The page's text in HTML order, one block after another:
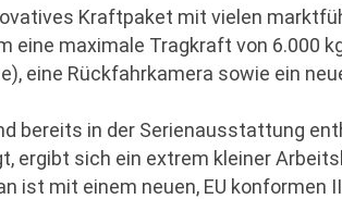
Kraftpaket mit vielen
eine maximale Tragkraft von 6.000
eine Rückfahrkamera sowie ein
bereits in der Serienausstattung
ergibt sich ein extrem kleiner
ist mit einem neuen, EU konformen